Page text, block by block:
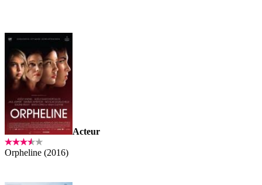
Acteur
Orpheline (2016)